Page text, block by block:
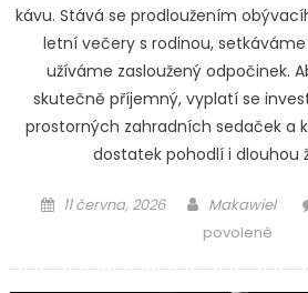
kávu. Stává se prodloužením
letní večery s rodinou,
užíváme zasloužený odpočinek.
skutečně příjemný, vyplatí se
prostorných zahradních sedaček a
dostatek pohodlí i dlouhou
Posted
11 června, 2026 Author
Makawiel
povolenéu